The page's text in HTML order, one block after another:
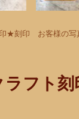
★刻印 お客様の写
ラフト刻